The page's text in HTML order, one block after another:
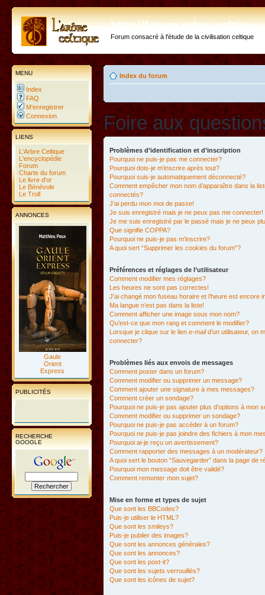
http://forum.arbre-
Forum consacré à l'étude de la civilisation celtique
MENU
Index
FAQ
M’enregistrer
Connexion
LIENS
L'Arbre Celtique
L'encyclopédie
Forum
Charte du forum
Le livre d'or
Le Bénévole
Le Troll
ANNONCES
Gaule
Orient
Express
PUBLICITÉS
RECHERCHE
GOOGLE
Index du forum
Foire aux
Problèmes d’identification et d’inscription
Pourquoi ne puis-je pas me connecter?
Pourquoi dois-je m’inscrire après tout?
Pourquoi suis-je automatiquement déconnecté?
Comment empêcher mon nom d’apparaître dans la
connectés?
J’ai perdu mon mot de passe!
Je suis enregistré mais je ne peux pas me connecter!
Je me suis enregistré par le passé mais je ne peux
Que signifie COPPA?
Pourquoi ne puis-je pas m’inscrire?
A quoi sert “Supprimer les cookies du forum”?
Préférences et réglages de l’utilisateur
Comment modifier mes réglages?
Les heures ne sont pas correctes!
J’ai changé mon fuseau horaire et l’heure est encore
Ma langue n’est pas dans la liste!
Comment afficher une image sous mon nom?
Qu’est-ce que mon rang et comment le modifier?
Lorsque je clique sur le lien e-maild’un utilisateur, on
connecter?
Problèmes liés aux envois de messages
Comment poster dans un forum?
Comment modifier ou supprimer un message?
Comment ajouter une signature à mes messages?
Comment créer un sondage?
Pourquoi ne puis-je pas ajouter plus d’options à mon
Comment modifier ou supprimer un sondage?
Pourquoi ne puis-je pas accéder à un forum?
Pourquoi ne puis-je pas joindre des fichiers à mon
Pourquoi ai-je reçu un avertissement?
Comment rapporter des messages à un modérateur?
A quoi sert le bouton “Sauvegarder” dans la page de
Pourquoi mon message doit être validé?
Comment remonter mon sujet?
Mise en forme et types de sujet
Que sont les BBCodes?
Puis-je utiliser le HTML?
Que sont les smileys?
Puis-je publier des images?
Que sont les annonces générales?
Que sont les annonces?
Que sont les post-it?
Que sont les sujets verrouillés?
Que sont les icônes de sujet?